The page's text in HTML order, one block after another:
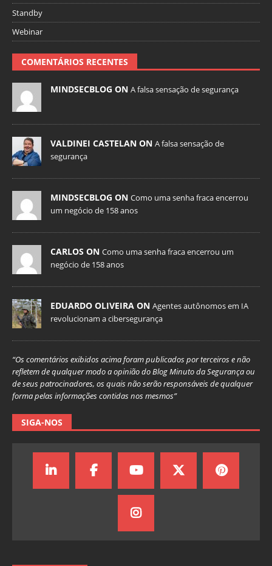
Standby
Webinar
COMENTÁRIOS RECENTES
MINDSECBLOG ON A falsa sensação de segurança
VALDINEI CASTELAN ON A falsa sensação de
segurança
MINDSECBLOG ON Como uma senha fraca encerrou
um negócio de 158 anos
CARLOS ON Como uma senha fraca encerrou um
negócio de 158 anos
EDUARDO OLIVEIRA ON Agentes autônomos em IA
revolucionam a cibersegurança
“Os comentários exibidos acima foram publicados por terceiros e não
refletem de qualquer modo a opinião do Blog Minuto da Segurança ou
de seus patrocinadores, os quais não serão responsáveis de qualquer
forma pelas informações contidas nos mesmos”
SIGA-NOS